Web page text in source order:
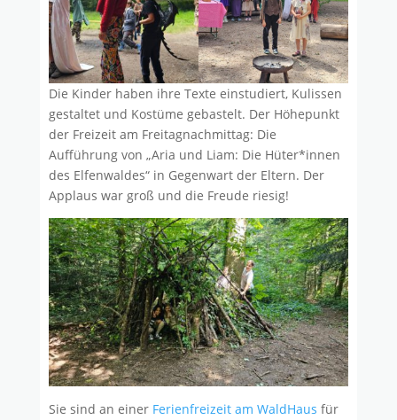
Die Kinder haben ihre Texte einstudiert, Kulissen
gestaltet und Kostüme gebastelt. Der Höhepunkt
der Freizeit am Freitagnachmittag: Die
Aufführung von „Aria und Liam: Die Hüter*innen
des Elfenwaldes“ in Gegenwart der Eltern. Der
Applaus war groß und die Freude riesig!
Sie sind an einer Ferienfreizeit am WaldHaus für